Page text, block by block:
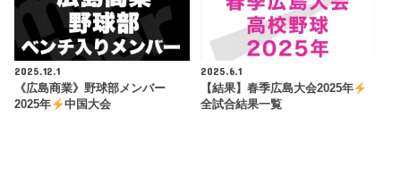
2025.12.1
《広島商業》野球部メンバー
2025年
中国大会
2025.6.1
【結果】春季広島大会2025年
全試合結果一覧